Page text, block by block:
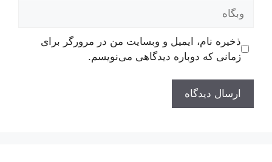
وبگاه
ذخیره نام، ایمیل و وبسایت من در مرورگر برای
زمانی که دوباره دیدگاهی می‌نویسم.